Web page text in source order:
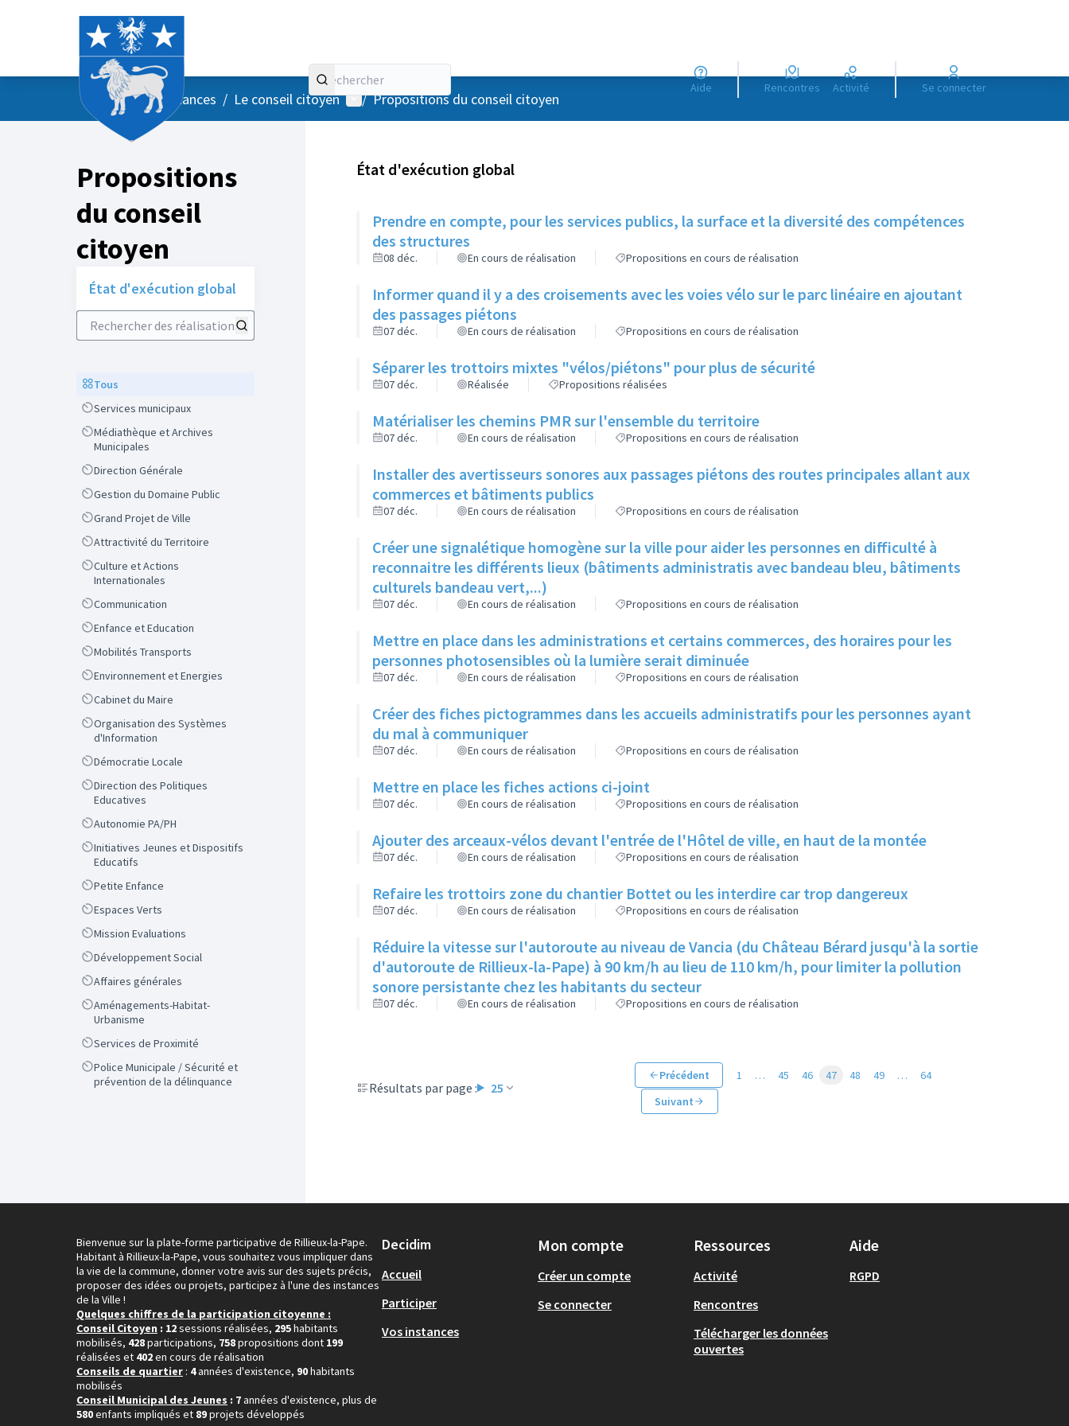
Aide Rencontres Activité Se connecter
AccueilMenu principal
/ Vos instances / Le conseil citoyen Menu utilisateur
/ Propositions du conseil citoyen
Propositions
du conseil
citoyen
État d'exécution global
Rechercher des réalisations
ScopeTous
ScopeServices municipaux
Scope
Médiathèque et Archives
Municipales
ScopeDirection Générale
ScopeGestion du Domaine Public
ScopeGrand Projet de Ville
ScopeAttractivité du Territoire
Scope
Culture et Actions
Internationales
ScopeCommunication
ScopeEnfance et Education
ScopeMobilités Transports
ScopeEnvironnement et Energies
ScopeCabinet du Maire
Scope
Organisation des Systèmes
d'Information
ScopeDémocratie Locale
Scope
Direction des Politiques
Educatives
ScopeAutonomie PA/PH
Scope
Initiatives Jeunes et Dispositifs
Educatifs
ScopePetite Enfance
ScopeEspaces Verts
ScopeMission Evaluations
ScopeDéveloppement Social
ScopeAffaires générales
Scope
Aménagements-Habitat-
Urbanisme
ScopeServices de Proximité
Scope
Police Municipale / Sécurité et
prévention de la délinquance
État d'exécution global
Prendre en compte, pour les services publics, la surface et la diversité des compétences
des structures
08 déc. En cours de réalisation Propositions en cours de réalisation
Informer quand il y a des croisements avec les voies vélo sur le parc linéaire en ajoutant
des passages piétons
07 déc. En cours de réalisation Propositions en cours de réalisation
Séparer les trottoirs mixtes "vélos/piétons" pour plus de sécurité
07 déc. Réalisée Propositions réalisées
Matérialiser les chemins PMR sur l'ensemble du territoire
07 déc. En cours de réalisation Propositions en cours de réalisation
Installer des avertisseurs sonores aux passages piétons des routes principales allant aux
commerces et bâtiments publics
07 déc. En cours de réalisation Propositions en cours de réalisation
Créer une signalétique homogène sur la ville pour aider les personnes en difficulté à
reconnaitre les différents lieux (bâtiments administratis avec bandeau bleu, bâtiments
culturels bandeau vert,...)
07 déc. En cours de réalisation Propositions en cours de réalisation
Mettre en place dans les administrations et certains commerces, des horaires pour les
personnes photosensibles où la lumière serait diminuée
07 déc. En cours de réalisation Propositions en cours de réalisation
Créer des fiches pictogrammes dans les accueils administratifs pour les personnes ayant
du mal à communiquer
07 déc. En cours de réalisation Propositions en cours de réalisation
Mettre en place les fiches actions ci-joint
07 déc. En cours de réalisation Propositions en cours de réalisation
Ajouter des arceaux-vélos devant l'entrée de l'Hôtel de ville, en haut de la montée
07 déc. En cours de réalisation Propositions en cours de réalisation
Refaire les trottoirs zone du chantier Bottet ou les interdire car trop dangereux
07 déc. En cours de réalisation Propositions en cours de réalisation
Réduire la vitesse sur l'autoroute au niveau de Vancia (du Château Bérard jusqu'à la sortie
d'autoroute de Rillieux-la-Pape) à 90 km/h au lieu de 110 km/h, pour limiter la pollution
sonore persistante chez les habitants du secteur
07 déc. En cours de réalisation Propositions en cours de réalisation
Résultats par page : 25
Précédent 1 … 45 46 47 48 49 …
64
Suivant
Bienvenue sur la plate-forme participative de Rillieux-la-Pape.
Habitant à Rillieux-la-Pape, vous souhaitez vous impliquer dans
la vie de la commune, donner votre avis sur des sujets précis,
proposer des idées ou projets, participez à l'une des instances
de la Ville !
Quelques chiffres de la participation citoyenne :
Conseil Citoyen : 12sessions réalisées, 295habitants
mobilisés, 428participations, 758propositions dont 199
réalisées et 402en cours de réalisation
Conseils de quartier : 4années d'existence, 90habitants
mobilisés
Conseil Municipal des Jeunes : 7années d'existence, plus de
580enfants impliqués et 89projets développés
Decidim
Accueil
Participer
Vos instances
Mon compte
Créer un compte
Se connecter
Ressources
Activité
Rencontres
Télécharger les données
ouvertes
Aide
RGPD